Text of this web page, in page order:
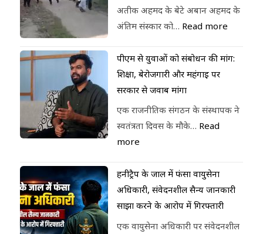
अतीक अहमद के बेटे अबान अहमद के
अंतिम संस्कार को… Read more
पीएम से युवाओं को संबोधन की मांग:
शिक्षा, बेरोजगारी और महंगाई पर
सरकार से जवाब मांगा
एक राजनीतिक संगठन के संस्थापक ने
स्वतंत्रता दिवस के मौके… Read
more
हनीट्रैप के जाल में फंसा वायुसेना
अधिकारी, संवेदनशील सैन्य जानकारी
साझा करने के आरोप में गिरफ्तारी
एक वायुसेना अधिकारी पर संवेदनशील